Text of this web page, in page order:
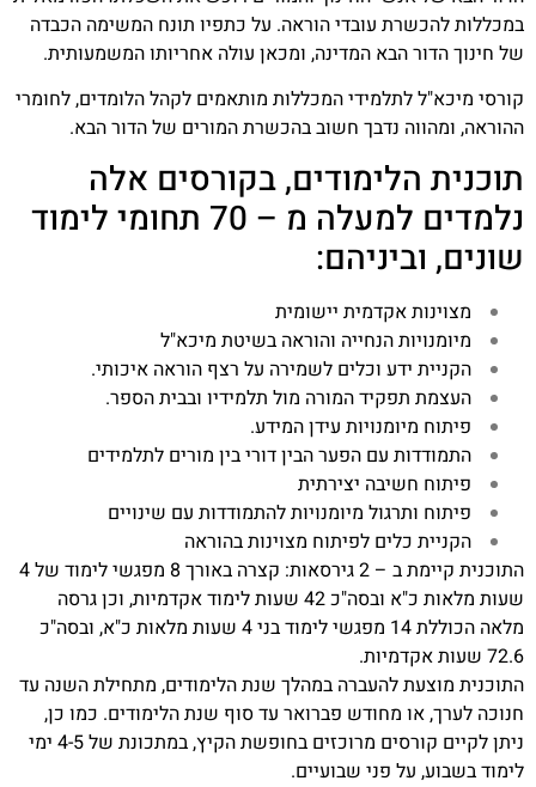
במכללות להכשרת עובדי הוראה. על כתפיו תונח המשימה הכבדה
של חינוך הדור הבא המדינה, ומכאן עולה אחריותו המשמעותית.
קורסי מיכא"ל לתלמידי המכללות מותאמים לקהל הלומדים, לחומרי
ההוראה, ומהווה נדבך חשוב בהכשרת המורים של הדור הבא.
תוכנית הלימודים, בקורסים אלה
נלמדים למעלה מ – 70 תחומי לימוד
שונים, וביניהם:
מצוינות אקדמית יישומית
מיומנויות הנחייה והוראה בשיטת מיכא"ל
הקניית ידע וכלים לשמירה על רצף הוראה איכותי.
העצמת תפקיד המורה מול תלמידיו ובבית הספר.
פיתוח מיומנויות עידן המידע.
התמודדות עם הפער הבין דורי בין מורים לתלמידים
פיתוח חשיבה יצירתית
פיתוח ותרגול מיומנויות להתמודדות עם שינויים
הקניית כלים לפיתוח מצוינות בהוראה
התוכנית קיימת ב – 2 גירסאות: קצרה באורך 8 מפגשי לימוד של 4
שעות מלאות כ"א ובסה"כ 42 שעות לימוד אקדמיות, וכן גרסה
מלאה הכוללת 14 מפגשי לימוד בני 4 שעות מלאות כ"א, ובסה"כ
72.6 שעות אקדמיות.
התוכנית מוצעת להעברה במהלך שנת הלימודים, מתחילת השנה עד
חנוכה לערך, או מחודש פברואר עד סוף שנת הלימודים. כמו כן,
ניתן לקיים קורסים מרוכזים בחופשת הקיץ, במתכונת של 4-5 ימי
לימוד בשבוע, על פני שבועיים.